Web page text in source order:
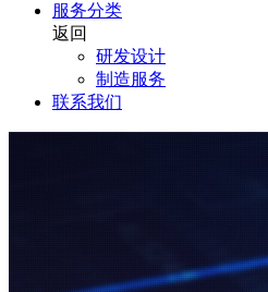
服务分类
返回
研发设计
制造服务
联系我们